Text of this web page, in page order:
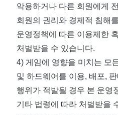
악용하거나 다른 회원에게
회원의 권리와 경제적 침해
운영정책에 따른 이용제한
처벌받을 수 있습니다.
4) 게임에 영향을 미치는 모
및 하드웨어를 이용, 배포, 판
행위가 적발될 경우 본 운영
기타 법령에 따라 처벌받을